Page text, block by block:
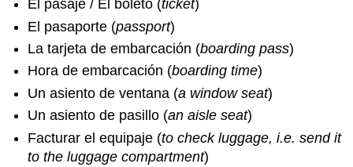
El pasaje / El boleto (ticket)
El pasaporte (passport)
La tarjeta de embarcación (boarding pass)
Hora de embarcación (boarding time)
Un asiento de ventana (a window seat)
Un asiento de pasillo (an aisle seat)
Facturar el equipaje (to check luggage, i.e. send it
to the luggage compartment)